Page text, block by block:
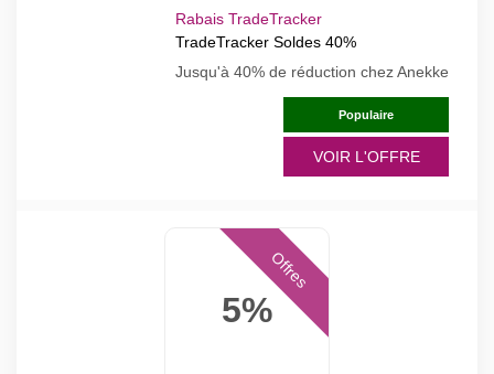
Rabais TradeTracker
TradeTracker Soldes 40%
Jusqu'à 40% de réduction chez Anekke
Populaire
VOIR L'OFFRE
5%
Offres